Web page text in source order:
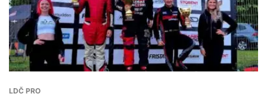
LDČ PRO